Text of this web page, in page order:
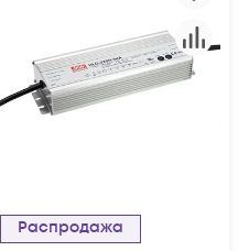
Распродажа